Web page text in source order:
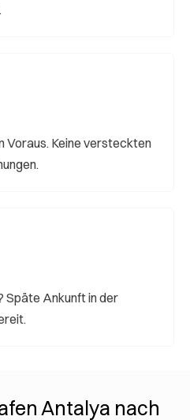
Voraus. Keine versteckten
Späte Ankunft in der
Antalya nach